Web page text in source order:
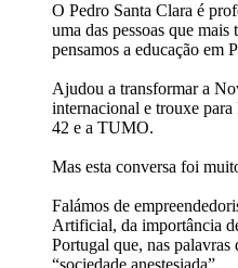
O Pedro Santa Clara é
uma das pessoas que
pensamos a educação em
Ajudou a transformar a
internacional e trouxe
42 e a TUMO.
Mas esta conversa foi
Falámos de
Artificial, da importância
Portugal que, nas